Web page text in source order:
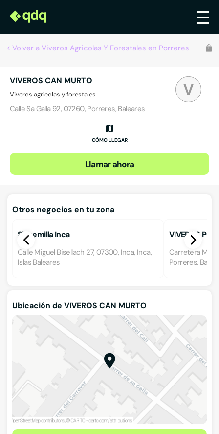
Volver a Viveros Agricolas Y Forestales en Porreres
V
VIVEROS CAN MURTO
Viveros agrícolas y forestales
Calle Sa Galla 92, 07260, Porreres, Baleares
CÓMO LLEGAR
Llamar ahora
Otros negocios en tu zona
Sinsemilla Inca
Calle Miguel Bisellach 27, 07300, Inca, Inca,
Islas Baleares
VIVEROS
Carretera
Porreres,
Ubicación de VIVEROS CAN MURTO